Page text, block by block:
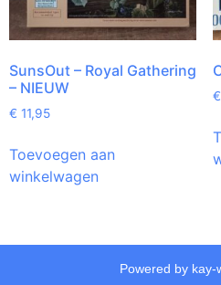
SunsOut – Royal Gathering
– NIEUW
€ 11,95
Toevoegen aan
winkelwagen
€
Powered by kay-